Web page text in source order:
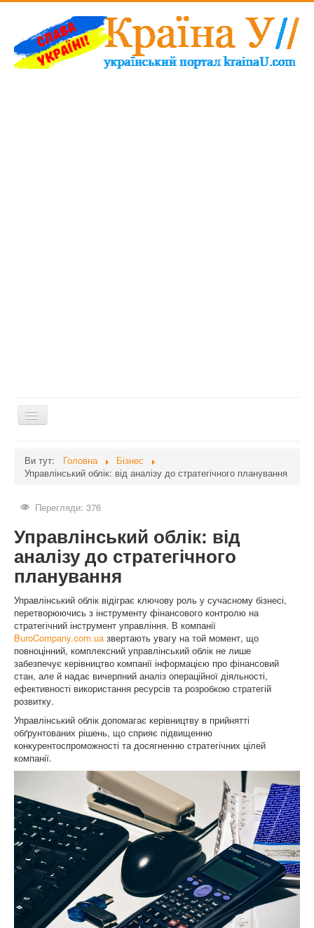
Перемикач
навігації
Дієти
Мати та дитина
Війна
Ви тут: Головна
Бізнес
Управлінський облік: від аналізу до стратегічного планування
Перегляди: 376
Управлінський облік: від
аналізу до стратегічного
планування
Управлінський облік відіграє ключову роль у сучасному бізнесі,
перетворюючись з інструменту фінансового контролю на
стратегічний інструмент управління. В компанії
BuroCompany.com.ua звертають увагу на той момент, що
повноцінний, комплексний управлінський облік не лише
забезпечує керівництво компанії інформацією про фінансовий
стан, але й надає вичерпний аналіз операційної діяльності,
ефективності використання ресурсів та розробкою стратегій
розвитку.
Управлінський облік допомагає керівництву в прийнятті
обґрунтованих рішень, що сприяє підвищенню
конкурентоспроможності та досягненню стратегічних цілей
компанії.